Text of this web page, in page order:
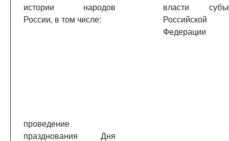
истории народов
России, в том числе:
власти
Российской
Федерации
проведение
празднования Дня